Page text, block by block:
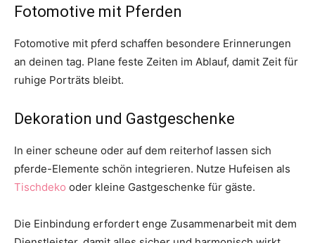
Fotomotive mit Pferden
Fotomotive mit pferd schaffen besondere Erinnerungen
an deinen tag. Plane feste Zeiten im Ablauf, damit Zeit für
ruhige Porträts bleibt.
Dekoration und Gastgeschenke
In einer scheune oder auf dem reiterhof lassen sich
pferde-Elemente schön integrieren. Nutze Hufeisen als
Tischdeko oder kleine Gastgeschenke für gäste.
Die Einbindung erfordert enge Zusammenarbeit mit dem